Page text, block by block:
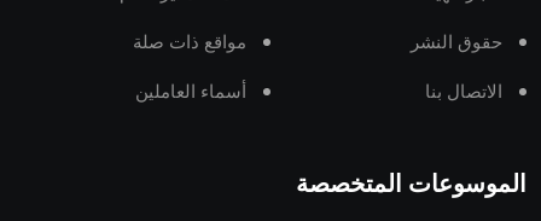
حقوق النشر مواقع ذات صلة
الاتصال بنا أسماء العاملين
الموسوعات المتخصصة